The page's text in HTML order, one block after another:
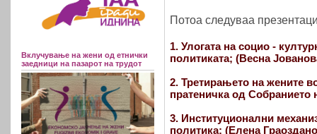
Вклучување на жени од етнички
заедници на пазарот на трудот
Потоа следуваа
1. Улогата на социо -
политиката; (Весна
2. Третирањето на жените
пратеничка од Собранието
3. Институционални
политика; (Елена